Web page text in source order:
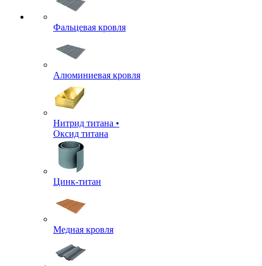
Фальцевая кровля
Алюминиевая кровля
Нитрид титана •
Оксид титана
Цинк-титан
Медная кровля